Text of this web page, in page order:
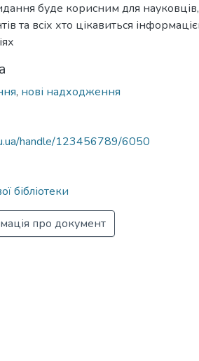
буде корисним для науковців,
та всіх хто цікавиться
, нові надходження
handle/123456789/6050
бібліотеки
про документ